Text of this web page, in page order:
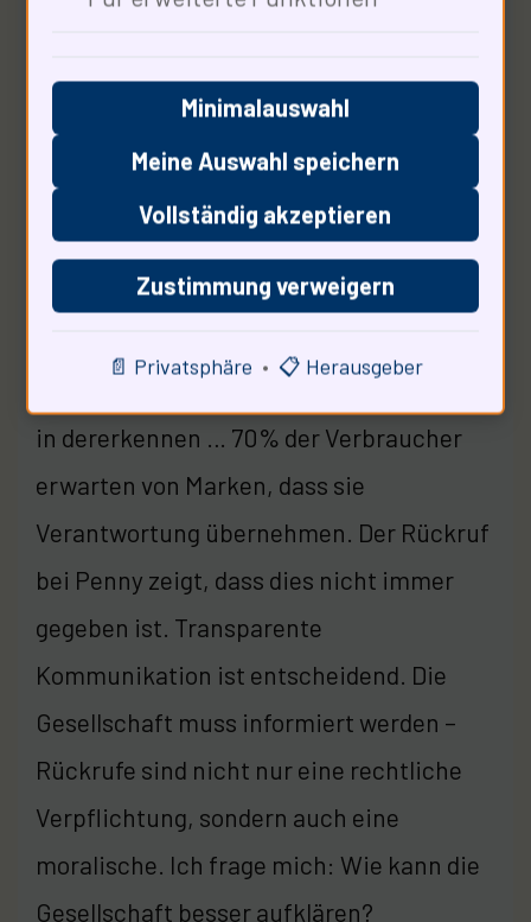
in dererkennen … 70% der Verbraucher
erwarten von Marken, dass sie
Verantwortung übernehmen. Der Rückruf
bei Penny zeigt, dass dies nicht immer
gegeben ist. Transparente
Kommunikation ist entscheidend. Die
Gesellschaft muss informiert werden –
Rückrufe sind nicht nur eine rechtliche
Verpflichtung, sondern auch eine
moralische. Ich frage mich: Wie kann die
Gesellschaft besser aufklären?
Minimalauswahl
Meine Auswahl speichern
Vollständig akzeptieren
Zustimmung verweigern
📄 Privatsphäre • 📋 Herausgeber